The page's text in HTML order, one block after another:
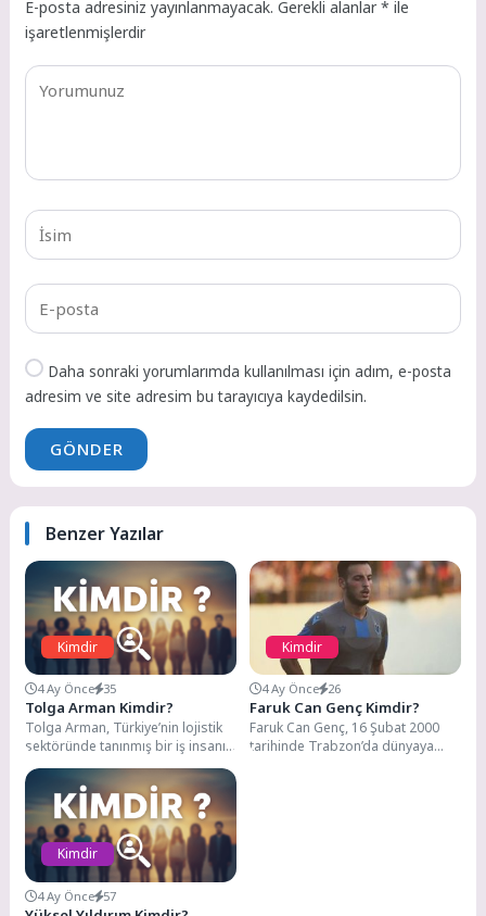
E-posta adresiniz yayınlanmayacak. Gerekli alanlar* ile
işaretlenmişlerdir
Daha sonraki yorumlarımda kullanılması için adım, e-posta
adresim ve site adresim bu tarayıcıya kaydedilsin.
GÖNDER
Benzer Yazılar
Kimdir
4 Ay Önce 35
Tolga Arman Kimdir?
Tolga Arman, Türkiye’nin lojistik
sektöründe tanınmış bir iş insanı.
Hem profesyonel başarıları hem
de magazin...
Kimdir
4 Ay Önce 26
Faruk Can Genç Kimdir?
Faruk Can Genç, 16 Şubat 2000
tarihinde Trabzon’da dünyaya
Kimdir
4 Ay Önce 57